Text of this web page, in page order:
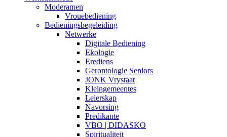
Moderamen
Vrouebediening
Bedieningsbegeleiding
Netwerke
Digitale Bediening
Ekologie
Erediens
Gerontologie Seniors
JONK Vrystaat
Kleingemeentes
Leierskap
Navorsing
Predikante
VBO | DIDASKO
Spiritualiteit